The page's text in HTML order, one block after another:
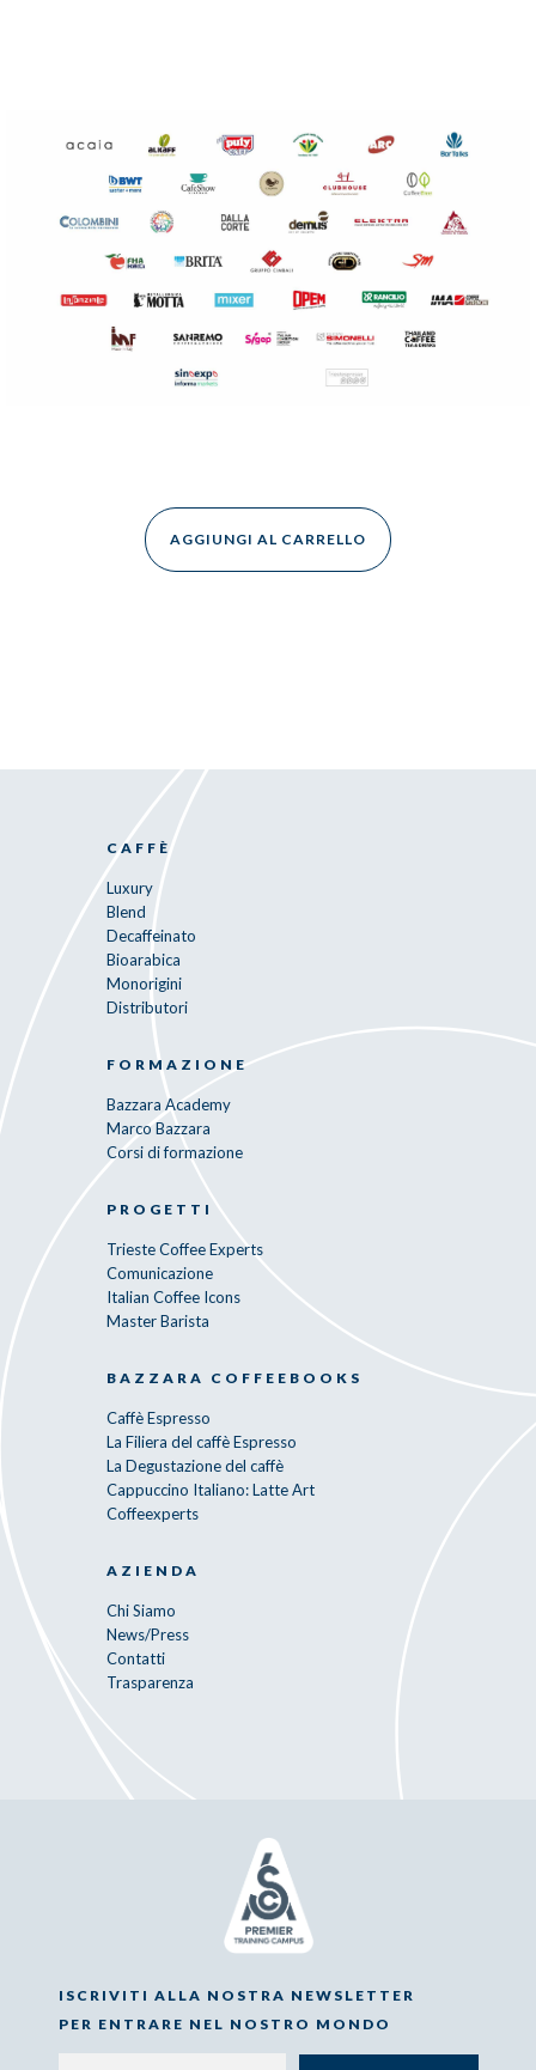
AGGIUNGI AL CARRELLO
CAFFÈ
Luxury
Blend
Decaffeinato
Bioarabica
Monorigini
Distributori
FORMAZIONE
Bazzara Academy
Marco Bazzara
Corsi di formazione
PROGETTI
Trieste Coffee Experts
Comunicazione
Italian Coffee Icons
Master Barista
BAZZARA COFFEEBOOKS
Caffè Espresso
La Filiera del caffè Espresso
La Degustazione del caffè
Cappuccino Italiano: Latte Art
Coffeexperts
AZIENDA
Chi Siamo
News/Press
Contatti
Trasparenza
ISCRIVITI ALLA NOSTRA NEWSLETTER
PER ENTRARE NEL NOSTRO MONDO